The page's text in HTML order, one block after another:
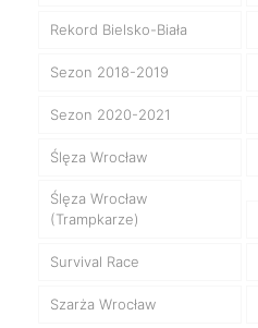
Rekord Bielsko-Biała
Sezon 2018-2019
Sezon 2020-2021
Ślęza Wrocław
Ślęza Wrocław
(Trampkarze)
Survival Race
Szarża Wrocław